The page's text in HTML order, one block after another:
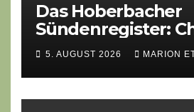
Das Hoberbacher
Sündenregister:
eines
Dorffest-Debakels
5. AUGUST 2026 MARION